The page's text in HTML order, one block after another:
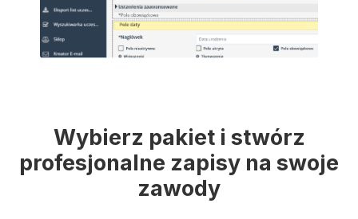
Wybierz pakiet i stwórz
profesjonalne zapisy na swoje
zawody